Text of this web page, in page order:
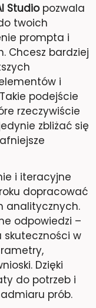
Studiopozwala
twoich
prompta i
Chcesz bardziej
i
podejście
rzeczywiście
zbliżać się
i iteracyjne
dopracować
analitycznych.
odpowiedzi –
w
Dzięki
do potrzeb i
prób.